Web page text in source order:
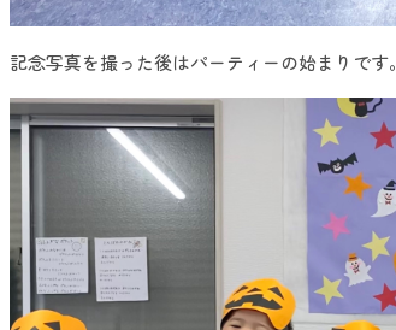
記念写真を撮った後はパーティーの始まりです。